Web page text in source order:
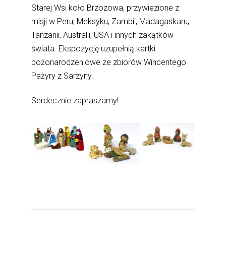
Starej Wsi koło Brzozowa, przywiezione z
misji w Peru, Meksyku, Zambii, Madagaskaru,
Tanzanii, Australii, USA i innych zakątków
świata. Ekspozycję uzupełnią kartki
bożonarodzeniowe ze zbiorów Wincentego
Pażyry z Sarzyny.
Serdecznie zapraszamy!